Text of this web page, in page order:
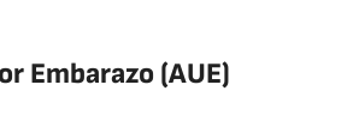
Embarazo (AUE)